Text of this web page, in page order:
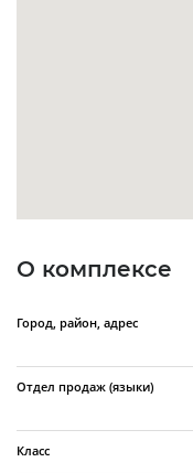
О комплексе
Город, район, адрес
Отдел продаж (языки)
Класс